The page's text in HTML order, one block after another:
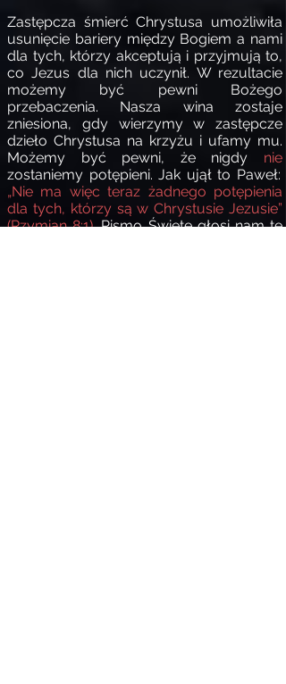
Zastępcza śmierć Chrystusa umożliwiła
usunięcie bariery między Bogiem a nami
dla tych, którzy akceptują i przyjmują to,
co Jezus dla nich uczynił. W rezultacie
możemy być pewni Bożego
przebaczenia. Nasza wina zostaje
zniesiona, gdy wierzymy w zastępcze
dzieło Chrystusa na krzyżu i ufamy mu.
Możemy być pewni, że nigdy nie
zostaniemy potępieni. Jak ujął to Paweł:
„Nie ma więc teraz żadnego potępienia
dla tych, którzy są w Chrystusie Jezusie”
(Rzymian 8:1).Pismo Święte głosi nam te